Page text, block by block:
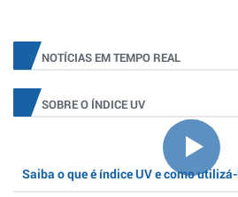
NOTÍCIAS EM TEMPO REAL
SOBRE O ÍNDICE UV
Saiba o que é índice UV e como